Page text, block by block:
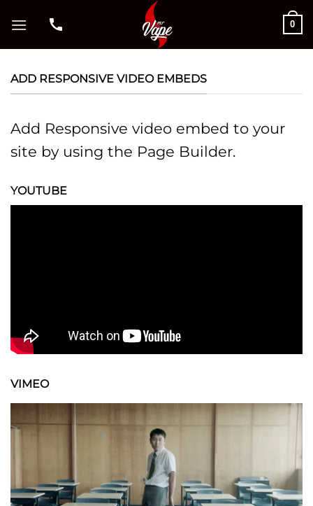
στο
0
ADD RESPONSIVE VIDEO EMBEDS
Add Responsive video embed to your
site by using the Page Builder.
YOUTUBE
VIMEO